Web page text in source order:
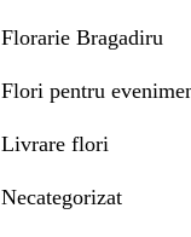
Florarie Bragadiru
Flori pentru
Livrare flori
Necategorizat